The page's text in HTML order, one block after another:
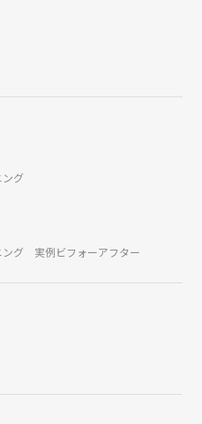
グ
ング 実例ビフォーアフター